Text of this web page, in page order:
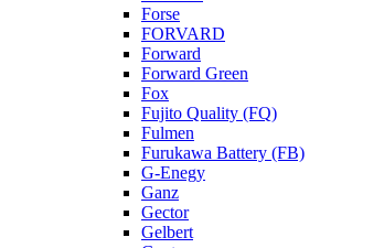
Forse
FORVARD
Forward
Forward Green
Fox
Fujito Quality (FQ)
Fulmen
Furukawa Battery (FB)
G-Enegy
Ganz
Gector
Gelbert